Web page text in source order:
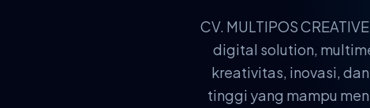
CV. MULTIPOS
digital solution,
kreativitas, inovasi,
tinggi yang mampu